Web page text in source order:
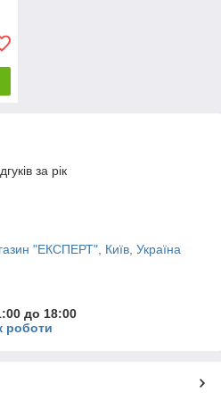
за рік
"ЕКСПЕРТ", Київ, Україна
до 18:00
роботи